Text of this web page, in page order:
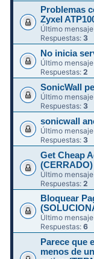
Problemas
Zyxel
Último
Respuestas: 3
No inicia
Último
Respuestas:2
SonicWall
Último
Respuestas: 3
sonicwall
Último
Respuestas:3
Get Cheap
(CERRADO)
Último
Respuestas:2
Bloquear
Último
Respuestas:6
Parece que
menos de